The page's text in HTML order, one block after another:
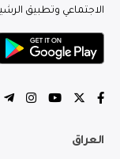
الاجتماعي وتطبيق
العراق